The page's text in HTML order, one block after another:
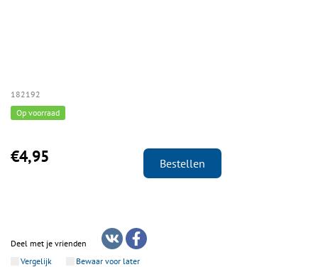
182192
Op voorraad
€4,95 Bestellen
Deel met je vrienden
Vergelijk
Bewaar voor later